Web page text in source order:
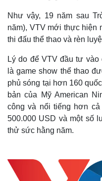
Như vậy, 19 năm sau
năm), VTV mới thực hiện
thi đấu thể thao và rèn
Lý do để VTV đầu tư
là game show thể thao
phủ sóng tại hơn 160
bản của Mỹ American
công và nổi tiếng hơn
500.000 USD và một số
thử sức hằng năm.